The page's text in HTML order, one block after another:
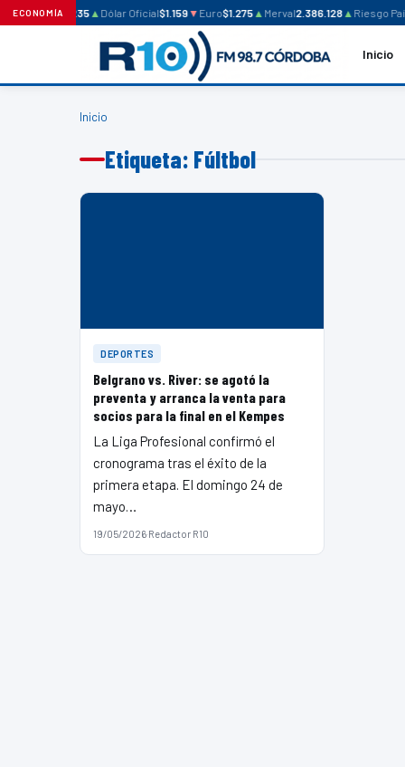
ECONOMÍA
Blue$1.235▲ Dólar Oficial$1.159▼Euro$1.275▲ Merval2.386.128▲ Riesgo País
Inicio
Inicio
Etiqueta: Fúltbol
DEPORTES
Belgrano vs. River: se agotó la
preventa y arranca la venta para
socios para la final en el Kempes
La Liga Profesional confirmó el
cronograma tras el éxito de la
primera etapa. El domingo 24 de
mayo…
19/05/2026·Redactor R10